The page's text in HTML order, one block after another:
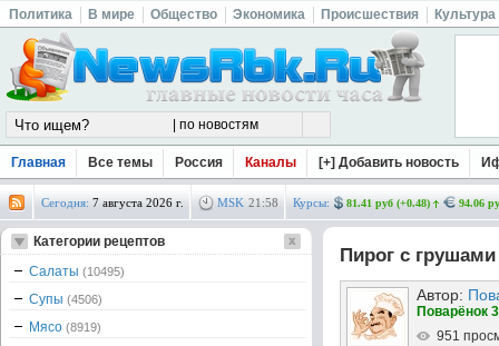
Политика В мире Общество Экономика Происшествия Культура
Главная Все темы Россия Каналы [+] Добавить новость
Сегодня: 7 августа 2026 г. MSK 21 :58 Курсы: 81.41 руб (+0.48) 94.06
Пирог с
Автор:
Поварёнок
951
Категории рецептов
Салаты (10495)
Супы (4506)
Мясо (8919)